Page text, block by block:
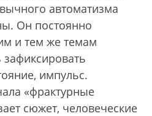
автоматизма
Он постоянно
и тем же темам
импульс.
«фрактурные
сюжет, человеческие